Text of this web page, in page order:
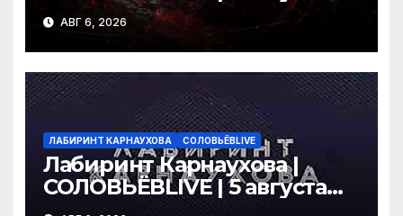
2026 года
АВГ 6, 2026
ЛАБИРИНТ КАРНАУХОВА СОЛОВЬЁВLIVE
Лабиринт Карнаухова |
СОЛОВЬЁВLIVE | 5 августа
2026 года